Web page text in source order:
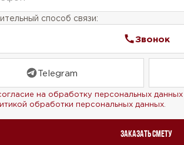
способ связи:
Звонок
Telegram
на обработку персональных данных
обработки персональных данных.
Заказать смету